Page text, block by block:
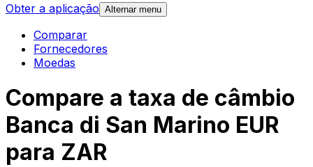
Obter a aplicação Alternar menu
Comparar
Fornecedores
Moedas
Compare a taxa de câmbio
Banca di San Marino EUR
para ZAR